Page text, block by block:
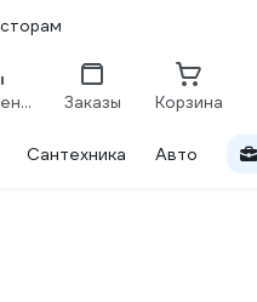
Сравнение Заказы Корзина
Сантехника Авто